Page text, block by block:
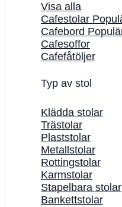
Visa alla
Cafestolar
Cafebord
Cafesoffor
Cafefåtöljer
Typ av stol
Klädda stolar
Trästolar
Plaststolar
Metallstolar
Rottingstolar
Karmstolar
Stapelbara stolar
Bankettstolar